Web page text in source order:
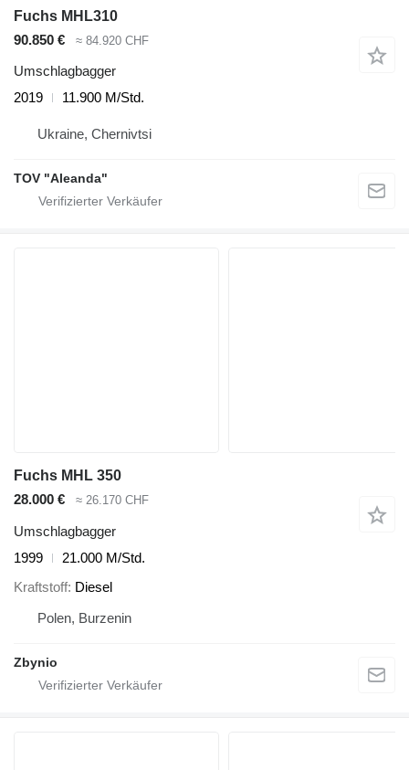
Fuchs MHL310
90.850 €
≈ 84.920 CHF
Umschlagbagger
2019
11.900 M/Std.
Ukraine, Chernivtsi
TOV "Aleanda"
Fuchs MHL 350
28.000 €
≈ 26.170 CHF
Umschlagbagger
1999
21.000 M/Std.
Kraftstoff Diesel
Polen, Burzenin
Zbynio